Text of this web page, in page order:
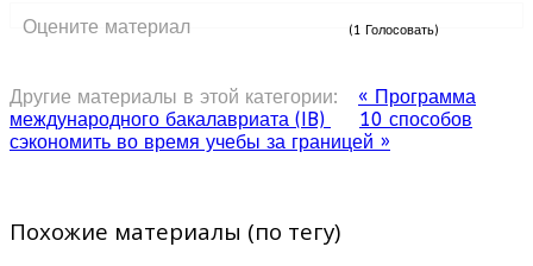
Оцените материал (1 Голосовать)
Другие материалы в этой категории:
« Программа
международного бакалавриата (IB)
10 способов
сэкономить во время учебы за границей »
Похожие материалы (по тегу)